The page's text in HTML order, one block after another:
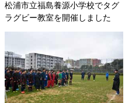
松浦市立福島養源小学校でタグ
ラグビー教室を開催しました